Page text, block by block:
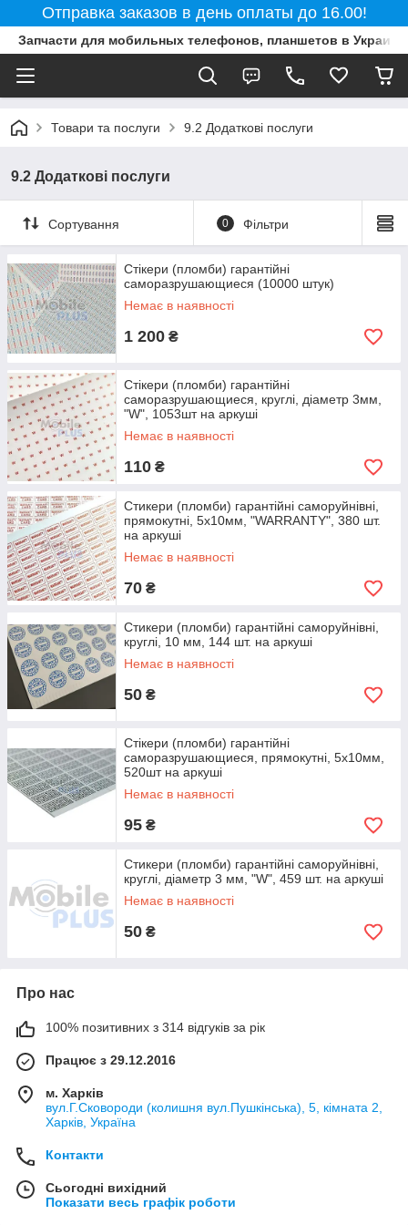
Отправка заказов в день оплаты до 16.00!
Запчасти для мобильных телефонов, планшетов в
Товари та послуги 9.2 Додаткові послуги
9.2 Додаткові послуги
Сортування 0 Фільтри
Стікери (пломби) гарантійні
саморазрушающиеся (10000 штук)
Немає в наявності
1 200 ₴
Стікери (пломби) гарантійні
саморазрушающиеся, круглі, діаметр 3мм,
"W", 1053шт на аркуші
Немає в наявності
110 ₴
Стикери (пломби) гарантійні саморуйнівні,
прямокутні, 5х10мм, "WARRANTY", 380 шт.
на аркуші
Немає в наявності
70 ₴
Стикери (пломби) гарантійні саморуйнівні,
круглі, 10 мм, 144 шт. на аркуші
Немає в наявності
50 ₴
Стікери (пломби) гарантійні
саморазрушающиеся, прямокутні, 5х10мм,
520шт на аркуші
Немає в наявності
95 ₴
Стикери (пломби) гарантійні саморуйнівні,
круглі, діаметр 3 мм, "W", 459 шт. на аркуші
Немає в наявності
50 ₴
Про нас
100% позитивних з 314 відгуків за рік
Працює з 29.12.2016
м. Харків
вул.Г.Сковороди (колишня вул.Пушкінська), 5, кімната 2,
Харків, Україна
Контакти
Сьогодні вихідний
Показати весь графік роботи